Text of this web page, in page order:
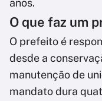
anos.
O que faz um
O prefeito é
desde a
manutenção de
mandato dura